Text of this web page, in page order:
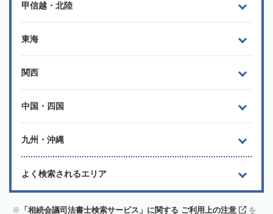
甲信越・北陸
東海
関西
中国・四国
九州・沖縄
よく検索されるエリア
「相続会議司法書士検索サービス」に関する ご利用上の注意
を